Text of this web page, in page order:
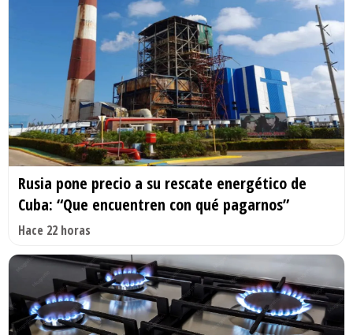
Rusia pone precio a su rescate energético de
Cuba: “Que encuentren con qué pagarnos”
Hace 22 horas